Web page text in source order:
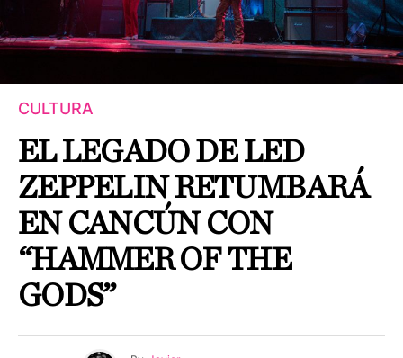
CULTURA
EL LEGADO DE LED
ZEPPELIN RETUMBARÁ
EN CANCÚN CON
“HAMMER OF THE
GODS”